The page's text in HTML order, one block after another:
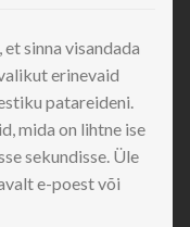
sinna visandada
erinevaid
patareideni.
mida on lihtne ise
sekundisse. Üle
e-poest või